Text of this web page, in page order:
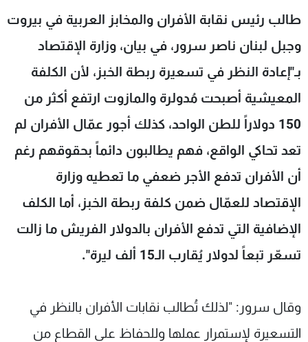
طالب رئيس نقابة الأفران والمخابز العربية في بيروت
وجبل لبنان ناصر سرور، في بيان، وزارة الإقتصاد
بـ"إعادة النظر في تسعيرة ربطة الخبز، لأن الكلفة
المعيشية أصبحت مُدولرة والمازوت ارتفع أكثر من
150 دولاراً للطن الواحد، كذلك أجور عمّال الأفران لم
تعد تحاكي الواقع، فهم يطالبون دائماً بحقوقهم رغم
أن الأفران تدفع الأجر ضعفي ما تعطيه وزارة
الإقتصاد للعمّال ضمن كلفة ربطة الخبز، أما الكلف
الإضافية التي تدفع الأفران بالدولار الفريش ما زالت
تسعّر تبعاً لدولار يُقارب الـ15 ألف ليرة".
وقال سرور: "لذلك تُطالب نقابات الأفران بالنظر في
التسعيرة لإستمرار عملها وللحفاظ على القطاع من
شاهد البرامج
عن MTV
الإنـتـاج
لاعلاناتكم
وظائف
تواصل معنا
شروط الإسـتخدام
سياسة الخصوصية